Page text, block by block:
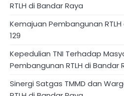
RTLH di Bandar Raya
Kemajuan Pembangunan
129
Kepedulian TNI Terhadap
Pembangunan RTLH di Bandar
Sinergi Satgas TMMD dan